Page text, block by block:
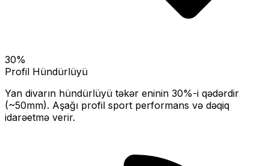
30%
Profil Hündürlüyü
Yan divarın hündürlüyü təkər eninin 30%-i qədərdir
(~50mm). Aşağı profil sport performans və dəqiq
idarəetmə verir.